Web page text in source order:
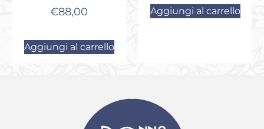
€88,00
Aggiungi al carrello
Aggiungi al carrello